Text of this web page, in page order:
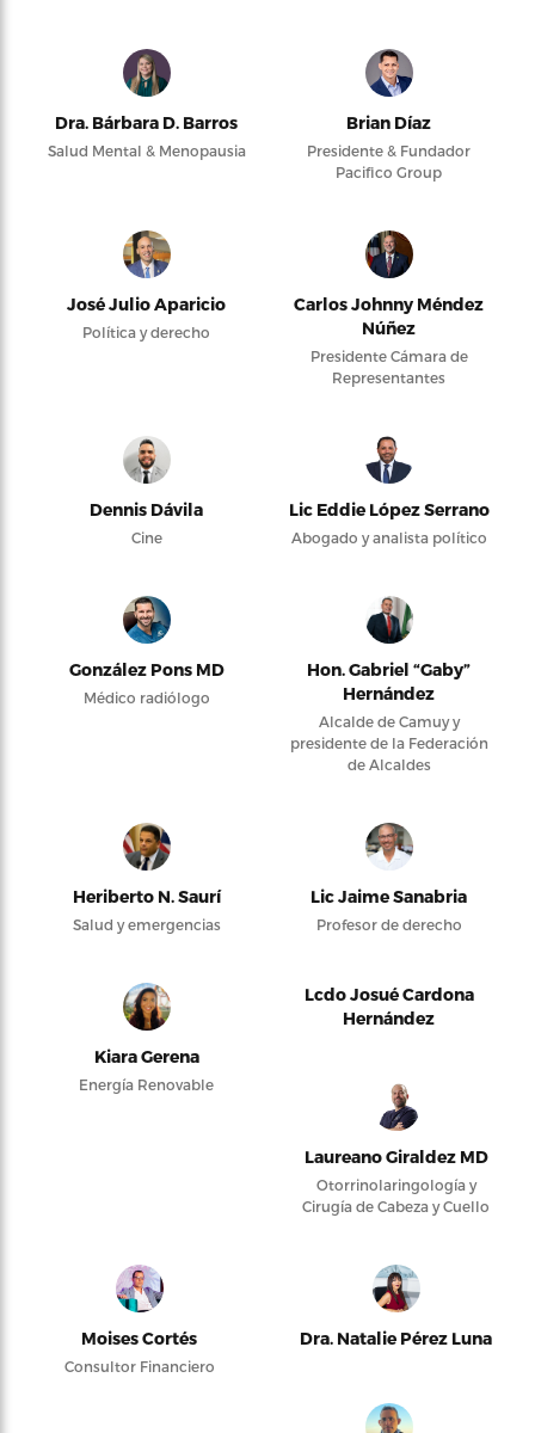
Dra. Bárbara D. Barros
Salud Mental & Menopausia
Brian Díaz
Presidente & Fundador
Pacifico Group
José Julio Aparicio
Política y derecho
Carlos Johnny Méndez
Núñez
Presidente Cámara de
Representantes
Dennis Dávila
Cine
Lic Eddie López Serrano
Abogado y analista político
González Pons MD
Médico radiólogo
Hon. Gabriel “Gaby”
Hernández
Alcalde de Camuy y
presidente de la Federación
de Alcaldes
Heriberto N. Saurí
Salud y emergencias
Lic Jaime Sanabria
Profesor de derecho
Kiara Gerena
Energía Renovable
Lcdo Josué Cardona
Hernández
Laureano Giraldez MD
Otorrinolaringología y
Cirugía de Cabeza y Cuello
Moises Cortés
Consultor Financiero
Dra. Natalie Pérez Luna